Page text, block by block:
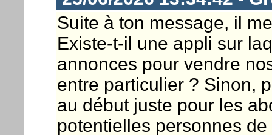
Suite à ton message, il
Existe-t-il une appli sur
annonces pour vendre
entre particulier ? Sinon,
au début juste pour les
potentielles personnes